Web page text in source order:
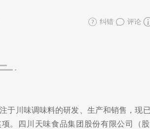
纠错 评论
于川味调味料的研发、生产和销售，现
。四川天味食品集团股份有限公司（